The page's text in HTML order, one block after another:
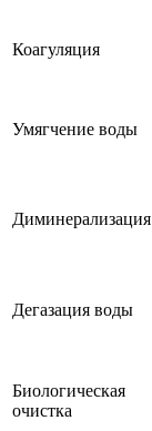
Коагуляция
Умягчение воды
Диминерализация
Дегазация воды
Биологическая
очистка